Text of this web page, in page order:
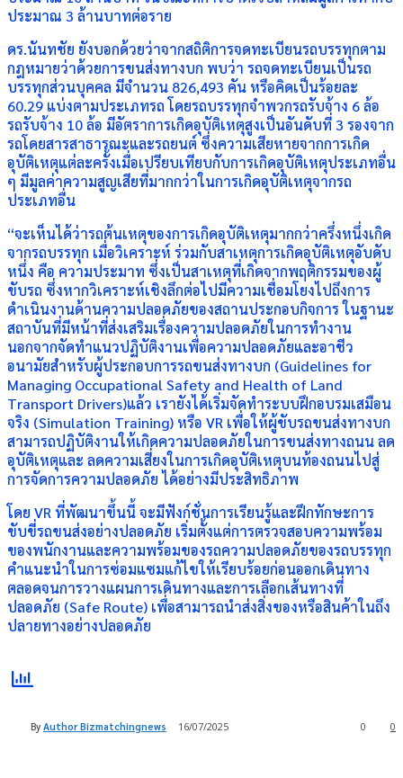
ประมาณ 3 ล้านบาทต่อราย
ดร.นันทชัย ยังบอกด้วยว่าจากสถิติการจดทะเบียนรถบรรทุกตาม
กฎหมายว่าด้วยการขนส่งทางบก พบว่า รถจดทะเบียนเป็นรถ
บรรทุกส่วนบุคคล มีจำนวน 826,493 คัน หรือคิดเป็นร้อยละ
60.29 แบ่งตามประเภทรถ โดยรถบรรทุกจำพวกรถรับจ้าง 6 ล้อ
รถรับจ้าง 10 ล้อ มีอัตราการเกิดอุบัติเหตุสูงเป็นอันดับที่ 3 รองจาก
รถโดยสารสาธารณะและรถยนต์ ซึ่งความเสียหายจากการเกิด
อุบัติเหตุแต่ละครั้งเมื่อเปรียบเทียบกับการเกิดอุบัติเหตุประเภทอื่น
ๆ มีมูลค่าความสูญเสียที่มากกว่าในการเกิดอุบัติเหตุจากรถ
ประเภทอื่น
“จะเห็นได้ว่ารถต้นเหตุของการเกิดอุบัติเหตุมากกว่าครึ่งหนึ่งเกิด
จากรถบรรทุก เมื่อวิเคราะห์ ร่วมกับสาเหตุการเกิดอุบัติเหตุอับดับ
หนึ่ง คือ ความประมาท ซึ่งเป็นสาเหตุที่เกิดจากพฤติกรรมของผู้
ขับรถ ซึ่งหากวิเคราะห์เชิงลึกต่อไปมีความเชื่อมโยงไปถึงการ
ดำเนินงานด้านความปลอดภัยของสถานประกอบกิจการ ในฐานะ
สถาบันที่มีหน้าที่ส่งเสริมเรื่องความปลอดภัยในการทำงาน
นอกจากจัดทำแนวปฏิบัติงานเพื่อความปลอดภัยและอาชีว
อนามัยสำหรับผู้ประกอบการรถขนส่งทางบก (Guidelines for
Managing Occupational Safety and Health of Land
Transport Drivers)แล้ว เรายังได้เริ่มจัดทำระบบฝึกอบรมเสมือน
จริง (Simulation Training) หรือ VR เพื่อให้ผู้ขับรถขนส่งทางบก
สามารถปฏิบัติงานให้เกิดความปลอดภัยในการขนส่งทางถนน ลด
อุบัติเหตุและ ลดความเสี่ยงในการเกิดอุบัติเหตุบนท้องถนนไปสู่
การจัดการความปลอดภัย ได้อย่างมีประสิทธิภาพ
โดย VR ที่พัฒนาขึ้นนี้ จะมีฟังก์ชั่นการเรียนรู้และฝึกทักษะการ
ขับขี่รถขนส่งอย่างปลอดภัย เริ่มตั้งแต่การตรวจสอบความพร้อม
ของพนักงานและความพร้อมของรถความปลอดภัยของรถบรรทุก
คำแนะนำในการซ่อมแซมแก้ไขให้เรียบร้อยก่อนออกเดินทาง
ตลอดจนการวางแผนการเดินทางและการเลือกเส้นทางที่
ปลอดภัย (Safe Route) เพื่อสามารถนำส่งสิ่งของหรือสินค้าในถึง
ปลายทางอย่างปลอดภัย
By Author Bizmatchingnews 16/07/2025 0
0